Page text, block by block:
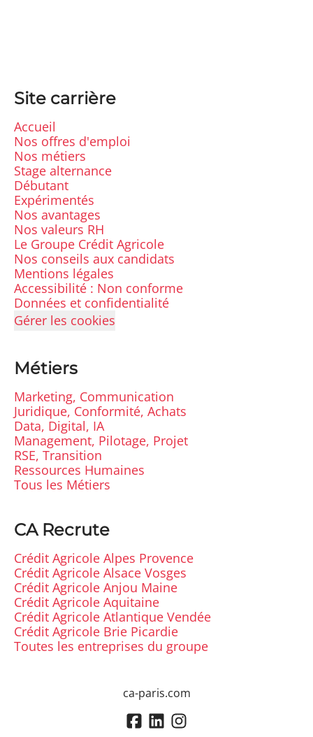
Site carrière
Accueil
Nos offres d'emploi
Nos métiers
Stage alternance
Débutant
Expérimentés
Nos avantages
Nos valeurs RH
Le Groupe Crédit Agricole
Nos conseils aux candidats
Mentions légales
Accessibilité : Non conforme
Données et confidentialité
Gérer les cookies
Métiers
Marketing, Communication
Juridique, Conformité, Achats
Data, Digital, IA
Management, Pilotage, Projet
RSE, Transition
Ressources Humaines
Tous les Métiers
CA Recrute
Crédit Agricole Alpes Provence
Crédit Agricole Alsace Vosges
Crédit Agricole Anjou Maine
Crédit Agricole Aquitaine
Crédit Agricole Atlantique Vendée
Crédit Agricole Brie Picardie
Toutes les entreprises du groupe
ca-paris.com